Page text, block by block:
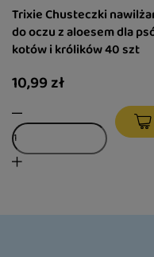
Trixie Chusteczki
do oczu z aloesem dla
kotów i królików 40 szt
10,99 zł